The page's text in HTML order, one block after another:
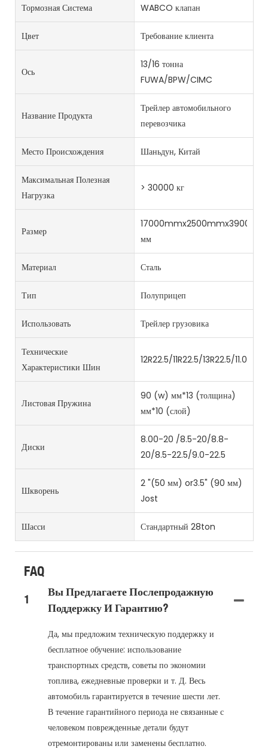
Тормозная Система WABCO клапан
Цвет Требование клиента
Ось
13/16 тонна
FUWA/BPW/CIMC
Название Продукта
Трейлер автомобильного
перевозчика
Место Происхождения Шаньдун, Китай
Максимальная Полезная
Нагрузка
> 30000 кг
Размер
17000mmx2500mmx3900
мм
Материал Сталь
Тип Полуприцеп
Использовать Трейлер грузовика
Технические
Характеристики Шин
12R22.5/11R22.5/13R22.5/
Листовая Пружина
90 (w) мм*13 (толщина)
мм*10 (слой)
Диски
8.00-20 /8.5-20/8.8-
20/8.5-22.5/9.0-22.5
Шкворень
2 "(50 мм) or3.5" (90 мм)
Jost
Шасси Стандартный 28ton
FAQ
1
Вы Предлагаете Послепродажную
Поддержку И Гарантию?
Да, мы предложим техническую поддержку и
бесплатное обучение: использование
транспортных средств, советы по экономии
топлива, ежедневные проверки и т. Д. Весь
автомобиль гарантируется в течение шести лет.
В течение гарантийного периода не связанные с
человеком поврежденные детали будут
отремонтированы или заменены бесплатно.